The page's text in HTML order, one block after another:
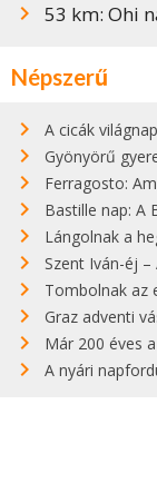
53 km: Ohi
Népszerű
A cicák világnapján
Gyönyörű
Ferragosto:
Bastille nap: A
Lángolnak a
Szent Iván-éj
Tombolnak az
Graz adventi
Már 200 éves
A nyári napforduló